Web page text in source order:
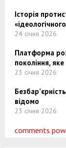
Історія
24 січня 2026
Платформа
покоління,
23 січня 2026
відомо
23 січня 2026
comments